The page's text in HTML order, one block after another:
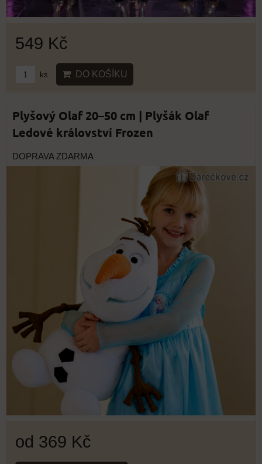
549 Kč
ks DO KOŠÍKU
Plyšový Olaf 20–50 cm | Plyšák Olaf
Ledové království Frozen
DOPRAVA ZDARMA
od 369 Kč